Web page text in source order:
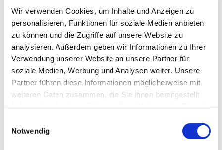
Wir verwenden Cookies, um Inhalte und Anzeigen zu
personalisieren, Funktionen für soziale Medien anbieten
zu können und die Zugriffe auf unsere Website zu
analysieren. Außerdem geben wir Informationen zu Ihrer
Verwendung unserer Website an unsere Partner für
soziale Medien, Werbung und Analysen weiter. Unsere
Partner führen diese Informationen möglicherweise mit
weiteren Daten zusammen, die Sie ihnen bereitgestellt
Notwendig
Dies könnte Sie auch
interessieren